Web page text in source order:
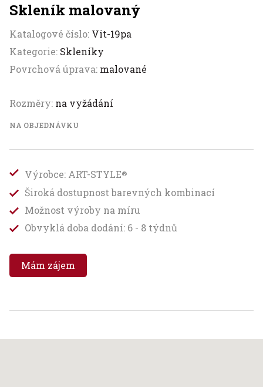
Skleník malovaný
Katalogové číslo: Vit-19pa
Kategorie: Skleníky
Povrchová úprava: malované
Rozměry: na vyžádání
NA OBJEDNÁVKU
Výrobce: ART-STYLE®
Široká dostupnost barevných kombinací
Možnost výroby na míru
Obvyklá doba dodání: 6 - 8 týdnů
Mám zájem